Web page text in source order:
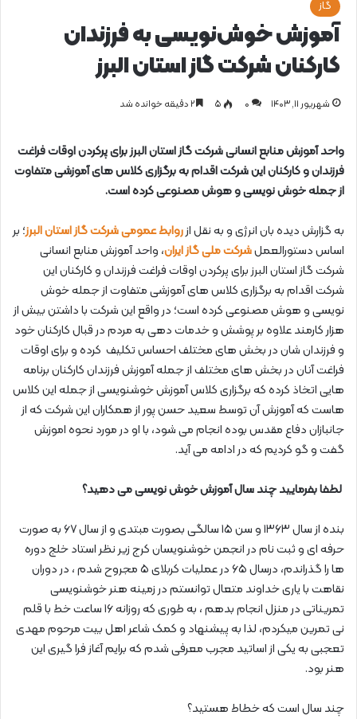
گاز
آموزش خوش‌نویسی به فرزندان
کارکنان شرکت گاز استان البرز
شهریور ۱۱, ۱۴۰۳ 0 ۵
واحد آموزش منابع انسانی شرکت گاز استان البرز برای پرکردن اوقات فراغت
فرزندان و کارکنان این شرکت اقدام به برگزاری کلاس های آموزشی متفاوت
از جمله خوش نویسی و هوش مصنوعی کرده است.
به گزارش دیده بان انرژی و به نقل ازروابط عمومی شرکت گاز استان البرز؛ بر
اساس دستورالعملشرکت ملی گاز ایران، واحد آموزش منابع انسانی
شرکت گاز استان البرز برای پرکردن اوقات فراغت فرزندان و کارکنان این
شرکت اقدام به برگزاری کلاس های آموزشی متفاوت از جمله خوش
نویسی و هوش مصنوعی کرده است؛ در واقع این شرکت با داشتن بیش از
هزار کارمند علاوه بر پوشش و خدمات دهی به مردم در قبال کارکنان خود
و فرزندان شان در بخش های مختلف احساس تکلیف کرده و برای اوقات
فراغت آنان در بخش های مختلف از جمله آموزش فرزندان کارکنان برنامه
هایی اتخاذ کرده که برگزاری کلاس آموزش خوشنویسی از جمله این کلاس
هاست که آموزش آن توسط سعید حسن پور از همکاران این شرکت که از
جانبازان دفاع مقدس بوده انجام می شود، با او در مورد نحوه اموزش
گفت و گو کردیم که در ادامه می آید.
لطفا بفرمایید چند سال آموزش خوش نویسی می دهید؟
بنده از سال ۱۳۶۳ و سن ۱۵ سالگی بصورت مبتدی و از سال ۶۷ به صورت
حرفه ای و ثبت نام در انجمن خوشنویسان کرج زیر نظر استاد خلج دوره
ها را گذراندم، درسال ۶۵ در عملیات کربلای ۵ مجروح شدم ، در دوران
نقاهت با یاری خداوند متعال توانستم در زمینه هنر خوشنویسی
تمریناتی در منزل انجام بدهم ، به طوری که روزانه ۱۶ ساعت خط با قلم
نی تمرین میکردم، لذا به پیشنهاد و کمک شاعر اهل بیت مرحوم مهدی
تعجبی به یکی از اساتید مجرب معرفی شدم که برایم آغاز فرا گیری این
هنر بود.
چند سال است که خطاط هستید؟